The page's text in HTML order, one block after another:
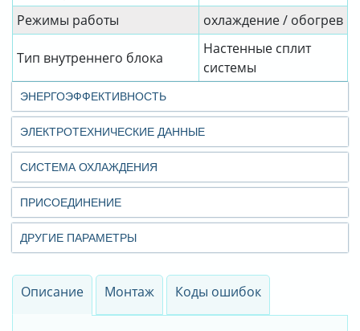
Режимы работы
охлаждение / обогрев
Тип внутреннего блока
Настенные сплит
системы
ЭНЕРГОЭФФЕКТИВНОСТЬ
ЭЛЕКТРОТЕХНИЧЕСКИЕ ДАННЫЕ
СИСТЕМА ОХЛАЖДЕНИЯ
ПРИСОЕДИНЕНИЕ
ДРУГИЕ ПАРАМЕТРЫ
Описание Монтаж Коды ошибок